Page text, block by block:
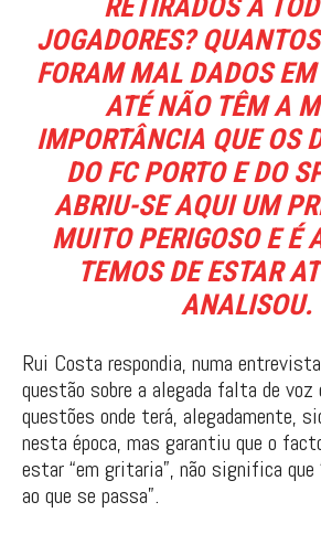
JOGADORES?
FORAM MAL DADOS EM
ATÉ NÃO TÊM A
IMPORTÂNCIA QUE OS
DO FC PORTO E DO
ABRIU-SE AQUI UM
MUITO PERIGOSO E É
TEMOS DE ESTAR
ANALISOU.
Rui Costa respondia, numa
questão sobre a alegada falta de voz
questões onde terá, alegadamente,
nesta época, mas garantiu que o
estar “em gritaria”, não significa
ao que se passa”.